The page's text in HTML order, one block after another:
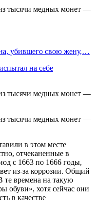
убившего свою жену,…
на себе
в этом месте
отчеканенные в
с 1663 по 1666 годы,
из-за коррозии. Общий
те времена на такую
обуви», хотя сейчас они
в качестве